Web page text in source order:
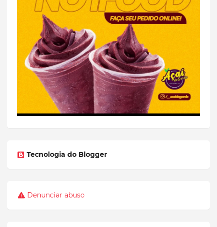
Tecnologia do Blogger
Denunciar abuso